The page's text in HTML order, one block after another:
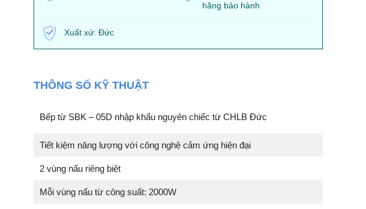
hãng bảo hành
Xuất xứ: Đức
THÔNG SỐ KỸ THUẬT
Bếp từ SBK – 05D nhập khẩu nguyên chiếc từ CHLB Đức
Tiết kiệm năng lượng với công nghệ cảm ứng hiện đại
2 vùng nấu riêng biệt
Mỗi vùng nấu từ công suất: 2000W